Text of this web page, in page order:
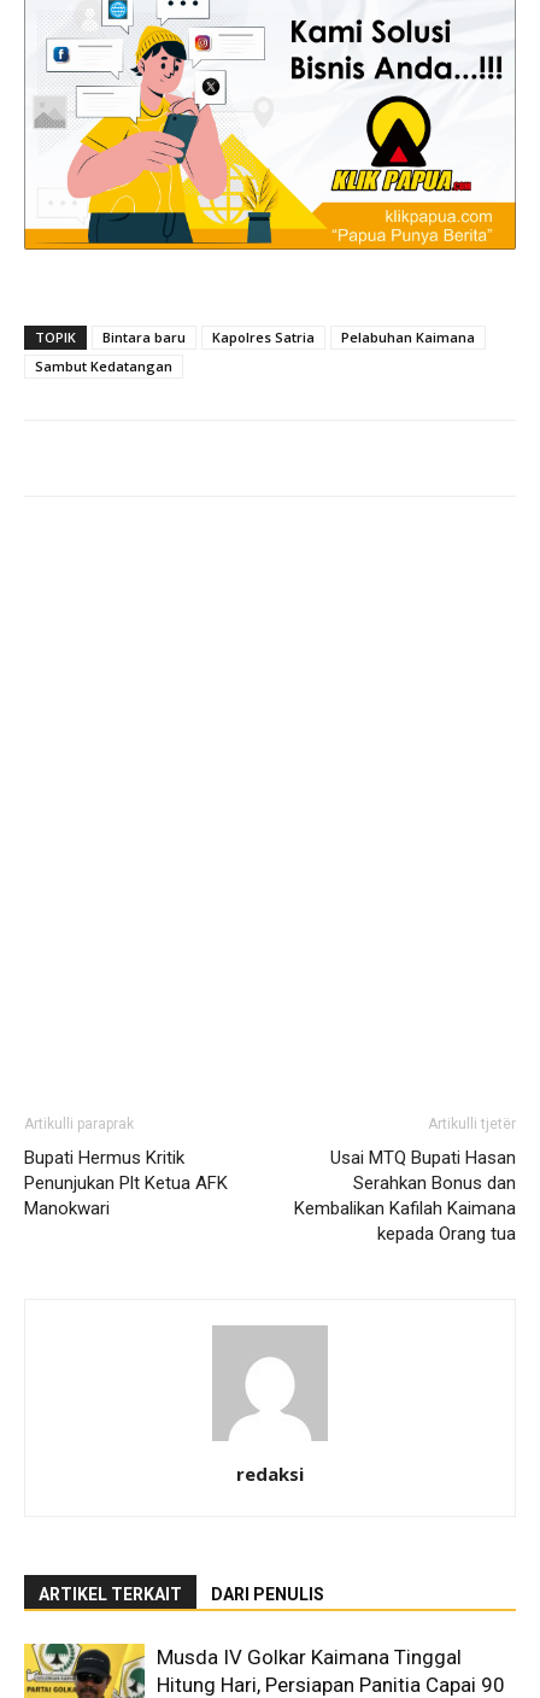
TOPIK Bintara baru Kapolres Satria
Pelabuhan Kaimana
Sambut Kedatangan
Artikulli paraprak
Bupati Hermus Kritik
Penunjukan Plt Ketua AFK
Manokwari
Artikulli tjetër
Usai MTQ Bupati Hasan
Serahkan Bonus dan
Kembalikan Kafilah Kaimana
kepada Orang tua
redaksi
ARTIKEL TERKAIT DARI PENULIS
Musda IV Golkar Kaimana Tinggal
Hitung Hari, Persiapan Panitia Capai 90